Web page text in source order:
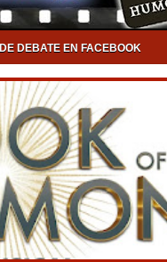
DEBATE EN FACEBOOK